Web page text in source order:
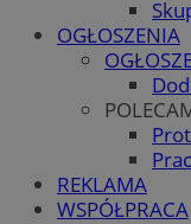
OGŁOSZENIA
REKLAMA
WSPÓŁPRACA